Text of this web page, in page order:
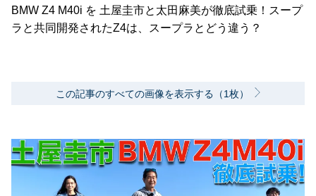
BMW Z4 M40i を 土屋圭市と太田麻美が徹底試乗！スープ
ラと共同開発されたZ4は、スープラとどう違う？
この記事のすべての画像を表示する（1枚）